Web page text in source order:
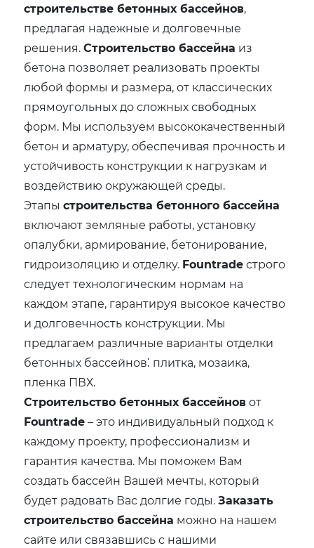
строительстве бетонных бассейнов,
предлагая надежные и долговечные
решения.Строительство бассейна из
бетона позволяет реализовать проекты
любой формы и размера, от классических
прямоугольных до сложных свободных
форм. Мы используем высококачественный
бетон и арматуру, обеспечивая прочность и
устойчивость конструкции к нагрузкам и
воздействию окружающей среды.
Этапыстроительства бетонного бассейна
включают земляные работы, установку
опалубки, армирование, бетонирование,
гидроизоляцию и отделку. Fountradeстрого
следует технологическим нормам на
каждом этапе, гарантируя высокое качество
и долговечность конструкции. Мы
предлагаем различные варианты отделки
бетонных бассейнов⁚ плитка, мозаика,
пленка ПВХ.
Строительство бетонных бассейновот
Fountrade– это индивидуальный подход к
каждому проекту, профессионализм и
гарантия качества. Мы поможем Вам
создать бассейн Вашей мечты, который
будет радовать Вас долгие годы.Заказать
строительство бассейна можно на нашем
сайте или связавшись с нашими